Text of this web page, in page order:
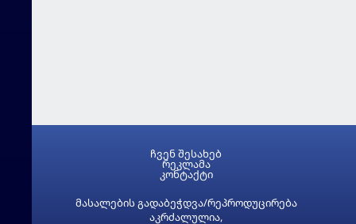
მასალების გადაბეჭდვა/რეპროდუცირება
აკრძალულია,
ჩვენ შესახებ
რეკლამა
კონტაქტი